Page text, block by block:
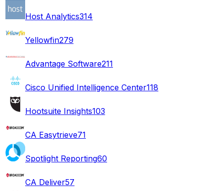
Host Analytics314
Yellowfin279
Advantage Software211
Cisco Unified Intelligence Center118
Hootsuite Insights103
CA Easytrieve71
Spotlight Reporting60
CA Deliver57